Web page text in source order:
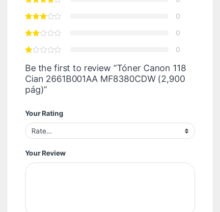
0
0
0
Be the first to review “Tóner Canon 118
Cian 2661B001AA MF8380CDW (2,900
pág)”
Your Rating
Your Review